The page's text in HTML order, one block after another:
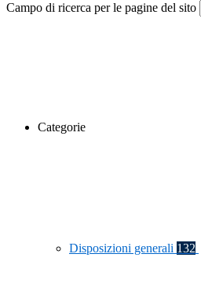
Campo di ricerca per le pagine del sito
Categorie
Disposizioni generali 132